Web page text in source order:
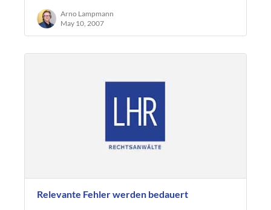
Annahme gewerblichen Handelns. Was war…
Arno Lampmann
May 10, 2007
Relevante Fehler werden bedauert